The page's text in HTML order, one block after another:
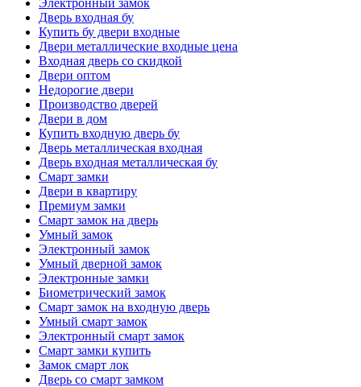
Электронный замок
Дверь входная бу
Купить бу двери входные
Двери металлические входные цена
Входная дверь со скидкой
Двери оптом
Недорогие двери
Производство дверей
Двери в дом
Купить входную дверь бу
Дверь металлическая входная
Дверь входная металлическая бу
Смарт замки
Двери в квартиру
Премиум замки
Смарт замок на дверь
Умный замок
Электронный замок
Умный дверной замок
Электронные замки
Биометрический замок
Смарт замок на входную дверь
Умный смарт замок
Электронный смарт замок
Смарт замки купить
Замок смарт лок
Дверь со смарт замком